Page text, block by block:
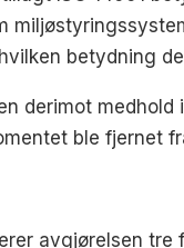
betydning
derimot
ble fjernet
avgjørelsen tre